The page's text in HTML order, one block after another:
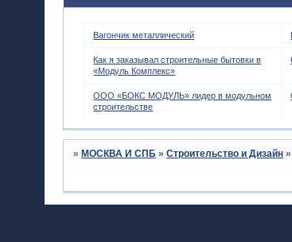
Вагончик металлический
Как я заказывал строительные бытовки в
«Модуль Комплекс»
ООО «БОКС МОДУЛЬ» лидер в модульном
строительстве
» МОСКВА И СПБ »Строительство и Дизайн »